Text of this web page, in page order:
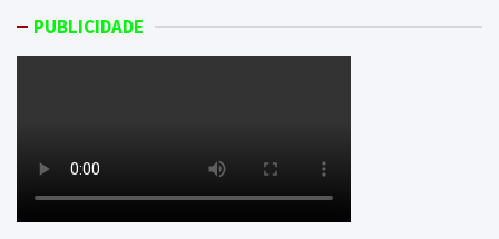
PUBLICIDADE